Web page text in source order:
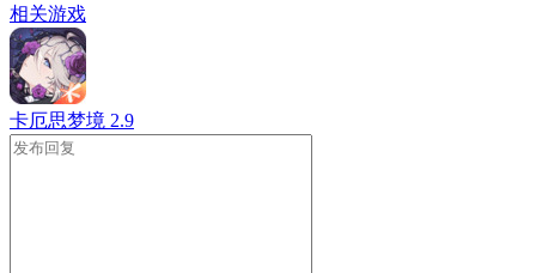
相关游戏
卡厄思梦境 2.9